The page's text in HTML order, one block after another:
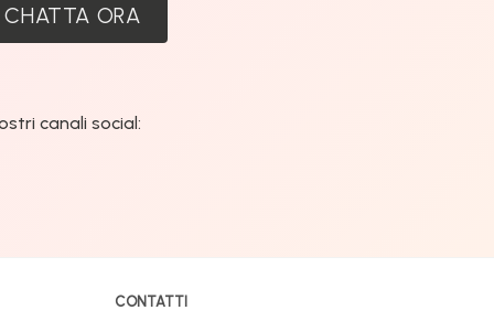
CHATTA ORA
canali social:
CONTATTI